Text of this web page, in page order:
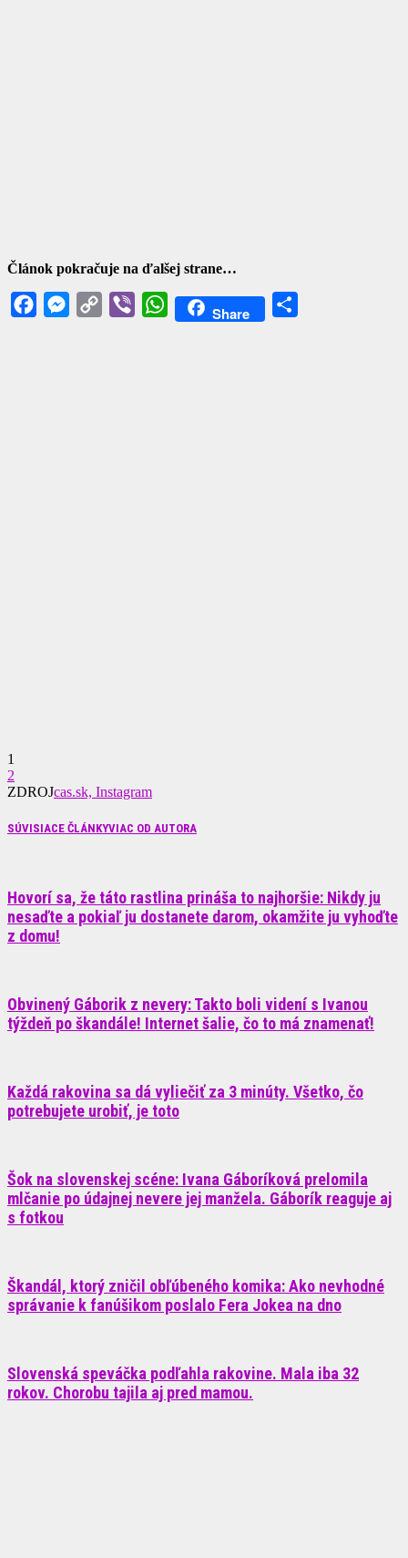
Článok pokračuje na ďalšej strane…
FacebookMessenger
Copy
Viber WhatsAppShare
1
2
ZDROJcas.sk, Instagram
SÚVISIACE ČLÁNKYVIAC OD AUTORA
Hovorí sa, že táto rastlina prináša to najhoršie: Nikdy ju
nesaďte a pokiaľ ju dostanete darom, okamžite ju vyhoďte
z domu!
Obvinený Gáborik z nevery: Takto boli videní s Ivanou
týždeň po škandále! Internet šalie, čo to má znamenať!
Každá rakovina sa dá vyliečiť za 3 minúty. Všetko, čo
potrebujete urobiť, je toto
Šok na slovenskej scéne: Ivana Gáboríková prelomila
mlčanie po údajnej nevere jej manžela. Gáborík reaguje aj
s fotkou
Škandál, ktorý zničil obľúbeného komika: Ako nevhodné
správanie k fanúšikom poslalo Fera Jokea na dno
Slovenská speváčka podľahla rakovine. Mala iba 32
rokov. Chorobu tajila aj pred mamou.